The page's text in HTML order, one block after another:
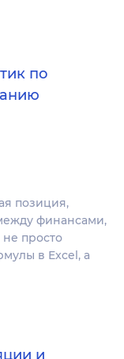
по
позиция,
финансами,
просто
в Excel, а
и